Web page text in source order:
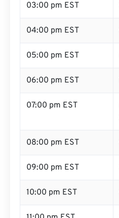
03:00 pm EST
04:00 pm EST
05:00 pm EST
06:00 pm EST
07:00 pm EST
08:00 pm EST
09:00 pm EST
10:00 pm EST